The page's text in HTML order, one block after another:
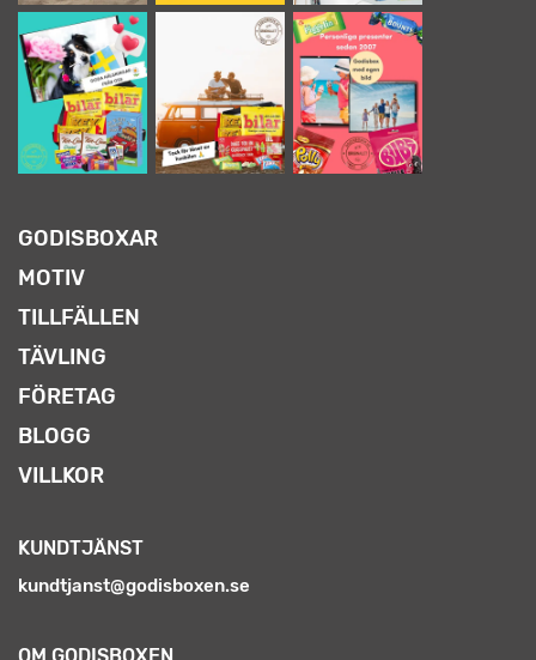
GODISBOXAR
MOTIV
TILLFÄLLEN
TÄVLING
FÖRETAG
BLOGG
VILLKOR
KUNDTJÄNST
kundtjanst@godisboxen.se